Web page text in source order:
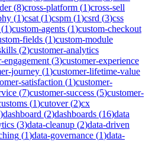
(8)cross-platform (1)cross-sell
(1)csat (1)cspm (1)csrd (3)css
(1)custom-agents (1)custom-checkout
fields (1)custom-module
(2)customer-analytics
engagement (3)customer-experience
journey (1)customer-lifetime-value
satisfaction (1)customer-
(7)customer-success (5)customer-
(1)cutover(2)cx
)dashboard (2)dashboards (16)data
(3)data-cleanup (2)data-driven
(1)data-governance (1)data-